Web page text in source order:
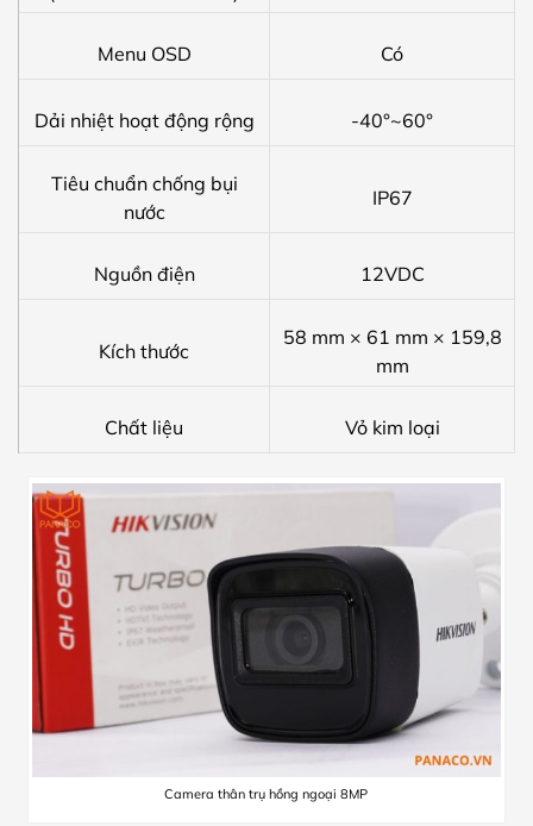
Menu OSD Có
Dải nhiệt hoạt động rộng -40°~60°
Tiêu chuẩn chống bụi
nước
IP67
Nguồn điện 12VDC
Kích thước
58 mm × 61 mm × 159,8
mm
Chất liệu Vỏ kim loại
Camera thân trụ hồng ngoại 8MP